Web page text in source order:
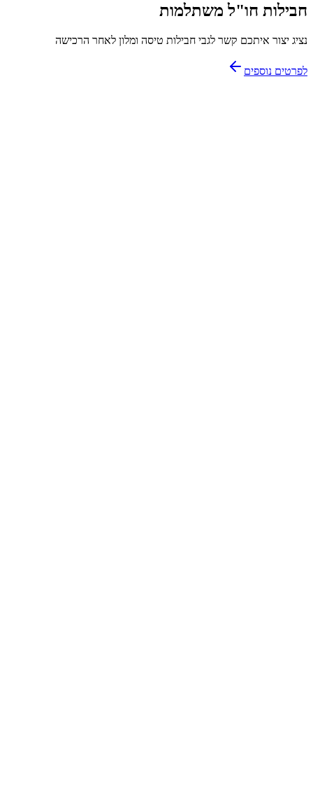
חבילות חו"ל משתלמות
נציג יצור איתכם קשר לגבי חבילות טיסה ומלון לאחר הרכישה
לפרטים נוספים